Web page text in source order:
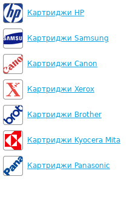
Картриджи HP
Картриджи Samsung
Картриджи Canon
Картриджи Xerox
Картриджи Brother
Картриджи Kyocera Mita
Картриджи Panasonic